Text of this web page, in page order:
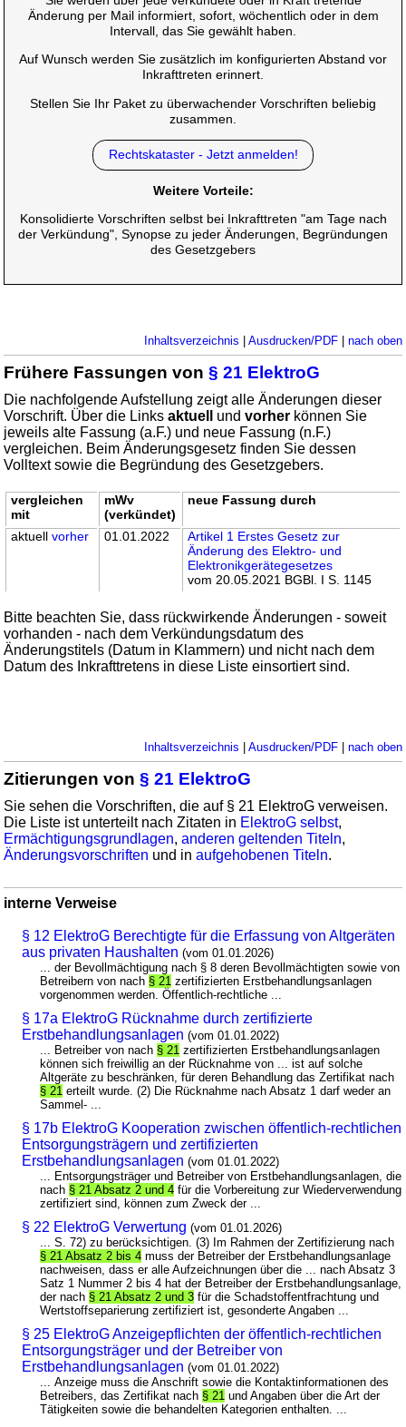
Änderung per Mail informiert, sofort, wöchentlich oder in dem
Intervall, das Sie gewählt haben.
Auf Wunsch werden Sie zusätzlich im konfigurierten Abstand vor
Inkrafttreten erinnert.
Stellen Sie Ihr Paket zu überwachender Vorschriften beliebig
zusammen.
Rechtskataster - Jetzt anmelden!
Weitere Vorteile:
Konsolidierte Vorschriften selbst bei Inkrafttreten "am Tage nach
der Verkündung", Synopse zu jeder Änderungen, Begründungen
des Gesetzgebers
Inhaltsverzeichnis Ausdrucken/PDF| nach oben
Frühere Fassungen von§ 21 ElektroG
Die nachfolgende Aufstellung zeigt alle Änderungen dieser
Vorschrift. Über die Linksaktuell undvorher können Sie
jeweils alte Fassung (a.F.) und neue Fassung (n.F.)
vergleichen. Beim Änderungsgesetz finden Sie dessen
Volltext sowie die Begründung des Gesetzgebers.
vergleichen
mit
mWv
(verkündet)
neue Fassung durch
aktuellvorher 01.01.2022
Artikel 1 Erstes Gesetz zur
Änderung des Elektro- und
Elektronikgerätegesetzes
vom 20.05.2021 BGBl. I S. 1145
Bitte beachten Sie, dass rückwirkende Änderungen - soweit
vorhanden - nach dem Verkündungsdatum des
Änderungstitels (Datum in Klammern) und nicht nach dem
Datum des Inkrafttretens in diese Liste einsortiert sind.
Inhaltsverzeichnis Ausdrucken/PDF| nach oben
Zitierungen von§ 21 ElektroG
Sie sehen die Vorschriften, die auf § 21 ElektroG verweisen.
Die Liste ist unterteilt nach Zitaten in ElektroG selbst,
Ermächtigungsgrundlagen,anderen geltenden Titeln,
Änderungsvorschriften und inaufgehobenen Titeln.
interne Verweise
§ 12 ElektroG Berechtigte für die Erfassung von Altgeräten
aus privaten Haushalten (vom 01.01.2026)
... der Bevollmächtigung nach § 8 deren Bevollmächtigten sowie von
Betreibern von nach § 21 zertifizierten Erstbehandlungsanlagen
vorgenommen werden. Öffentlich-rechtliche ...
§ 17a ElektroG Rücknahme durch zertifizierte
Erstbehandlungsanlagen (vom 01.01.2022)
... Betreiber von nach § 21 zertifizierten Erstbehandlungsanlagen
können sich freiwillig an der Rücknahme von ... ist auf solche
Altgeräte zu beschränken, für deren Behandlung das Zertifikat nach
§ 21 erteilt wurde. (2) Die Rücknahme nach Absatz 1 darf weder an
Sammel- ...
§ 17b ElektroG Kooperation zwischen öffentlich-rechtlichen
Entsorgungsträgern und zertifizierten
Erstbehandlungsanlagen (vom 01.01.2022)
... Entsorgungsträger und Betreiber von Erstbehandlungsanlagen, die
nach § 21 Absatz 2 und 4 für die Vorbereitung zur Wiederverwendung
zertifiziert sind, können zum Zweck der ...
§ 22 ElektroG Verwertung (vom 01.01.2026)
... S. 72) zu berücksichtigen. (3) Im Rahmen der Zertifizierung nach
§ 21 Absatz 2 bis 4 muss der Betreiber der Erstbehandlungsanlage
nachweisen, dass er alle Aufzeichnungen über die ... nach Absatz 3
Satz 1 Nummer 2 bis 4 hat der Betreiber der Erstbehandlungsanlage,
der nach § 21 Absatz 2 und 3 für die Schadstoffentfrachtung und
Wertstoffseparierung zertifiziert ist, gesonderte Angaben ...
§ 25 ElektroG Anzeigepflichten der öffentlich-rechtlichen
Entsorgungsträger und der Betreiber von
Erstbehandlungsanlagen (vom 01.01.2022)
... Anzeige muss die Anschrift sowie die Kontaktinformationen des
Betreibers, das Zertifikat nach § 21 und Angaben über die Art der
Tätigkeiten sowie die behandelten Kategorien enthalten. ...